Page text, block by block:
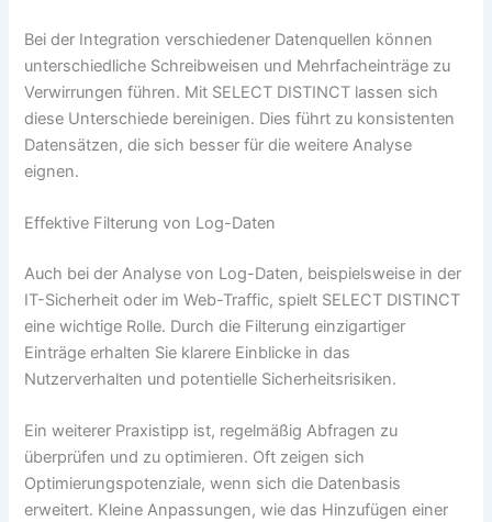
Bei der Integration verschiedener Datenquellen können
unterschiedliche Schreibweisen und Mehrfacheinträge zu
Verwirrungen führen. Mit SELECT DISTINCT lassen sich
diese Unterschiede bereinigen. Dies führt zu konsistenten
Datensätzen, die sich besser für die weitere Analyse
eignen.
Effektive Filterung von Log-Daten
Auch bei der Analyse von Log-Daten, beispielsweise in der
IT-Sicherheit oder im Web-Traffic, spielt SELECT DISTINCT
eine wichtige Rolle. Durch die Filterung einzigartiger
Einträge erhalten Sie klarere Einblicke in das
Nutzerverhalten und potentielle Sicherheitsrisiken.
Ein weiterer Praxistipp ist, regelmäßig Abfragen zu
überprüfen und zu optimieren. Oft zeigen sich
Optimierungspotenziale, wenn sich die Datenbasis
erweitert. Kleine Anpassungen, wie das Hinzufügen einer